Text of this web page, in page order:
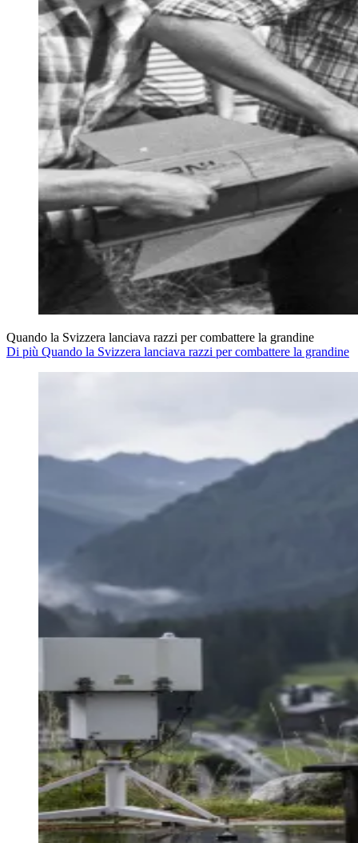
Quando la Svizzera lanciava razzi per combattere la grandine
Di più Quando la Svizzera lanciava razzi per combattere la grandine